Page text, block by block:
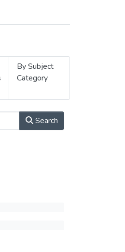
By Subject
Category
Search